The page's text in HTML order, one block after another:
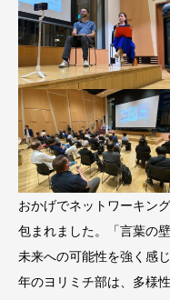
おかげでネットワーキン
包まれました。「言葉の
未来への可能性を強く感
年のヨリミチ部は、多様